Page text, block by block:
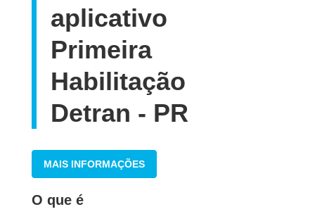
aplicativo
Primeira
Habilitação
Detran - PR
MAIS INFORMAÇÕES
O que é